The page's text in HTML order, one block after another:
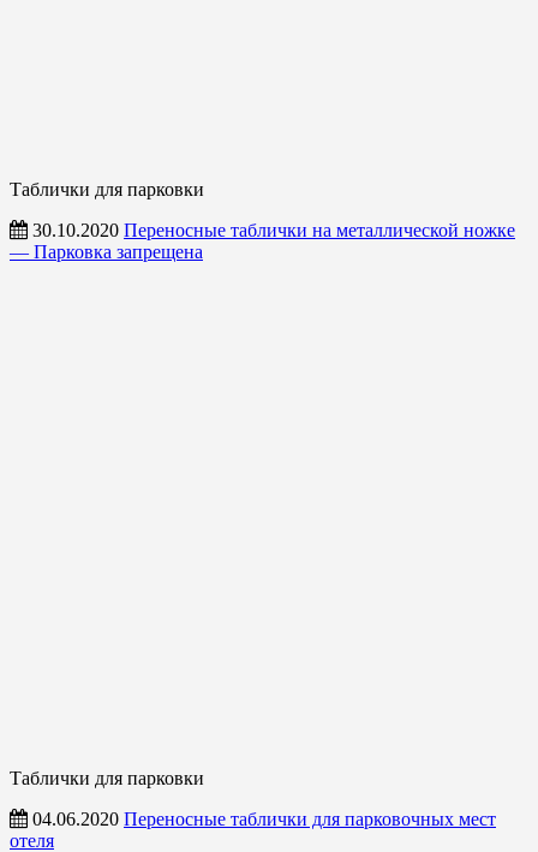
Таблички для парковки
30.10.2020 Переносные таблички на металлической ножке
— Парковка запрещена
Таблички для парковки
04.06.2020 Переносные таблички для парковочных мест
отеля